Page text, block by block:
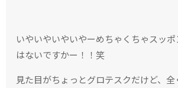
いやいやいやいやーめちゃくちゃスッ
はないですかー！！笑
見た目がちょっとグロテスクだけど、